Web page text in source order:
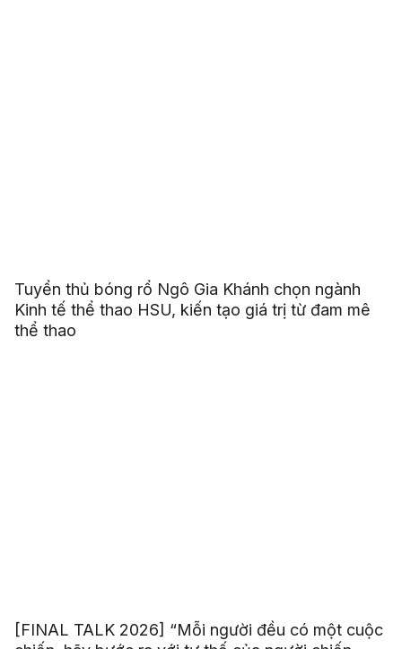
Tuyển thủ bóng rổ Ngô Gia Khánh chọn ngành
Kinh tế thể thao HSU, kiến tạo giá trị từ đam mê
thể thao
[FINAL TALK 2026] “Mỗi người đều có một cuộc